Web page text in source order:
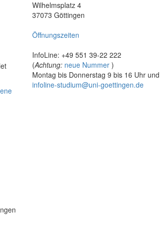
Wilhelmsplatz 4
37073 Göttingen
Öffnungszeiten
InfoLine: +49 551 39-22 222
(Achtung: neue Nummer )
Montag bis Donnerstag 9 bis 16 Uhr
infoline-studium@uni-goettingen.de